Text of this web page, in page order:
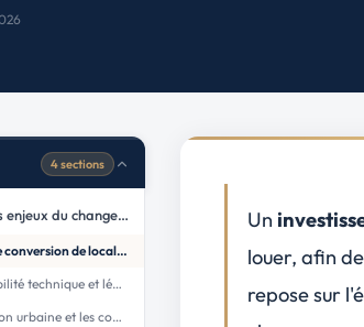
4 sections
Comprendre les enjeux du changement de destination
Avantages d'une conversion de local commercial en logement
Évaluer la faisabilité technique et légale
La réglementation urbaine et les contraintes de zonage
Un
louer, afin
repose sur